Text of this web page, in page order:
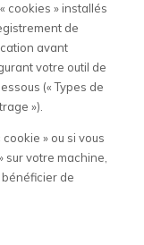
cookies » installés
de
avant
votre outil de
(« Types de
»).
» ou si vous
sur votre machine,
de